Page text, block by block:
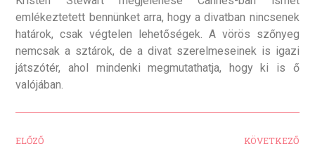
emlékeztetett bennünket arra, hogy a divatban nincsenek
határok, csak végtelen lehetőségek. A vörös szőnyeg
nemcsak a sztárok, de a divat szerelmeseinek is igazi
játszótér, ahol mindenki megmutathatja, hogy ki is ő
valójában.
ELŐZŐ KÖVETKEZŐ